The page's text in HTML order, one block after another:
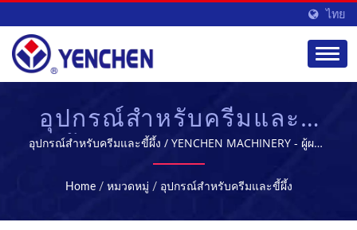
ไทย
อุปกรณ์สำหรับครีมและขี้
ผึ้ง - อุปกรณ์การผลิต
สำหรับอุตสาหกรรม
เภสัชกรรม | YENCHEN
อุปกรณ์สำหรับครีมและขี้ผึ้ง / YENCHEN MACHINERY - ผู้ผลิต
เครื่องจักรทางการแพทย์ชั้นนำในไต้หวัน
Home / หมวดหมู่ / อุปกรณ์สำหรับครีมและขี้ผึ้ง